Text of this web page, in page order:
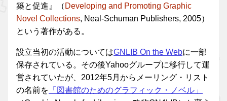
築と促進』（ Developing and Promoting Graphic
Novel Collections, Neal-Schuman Publishers, 2005）
という著作がある。
設立当初の活動についてはGNLIB On the Webに一部
保存されている。その後Yahooグループに移行して運
営されていたが、2012年5月からメーリング・リスト
の名前を 「図書館のためのグラフィック・ノベル」